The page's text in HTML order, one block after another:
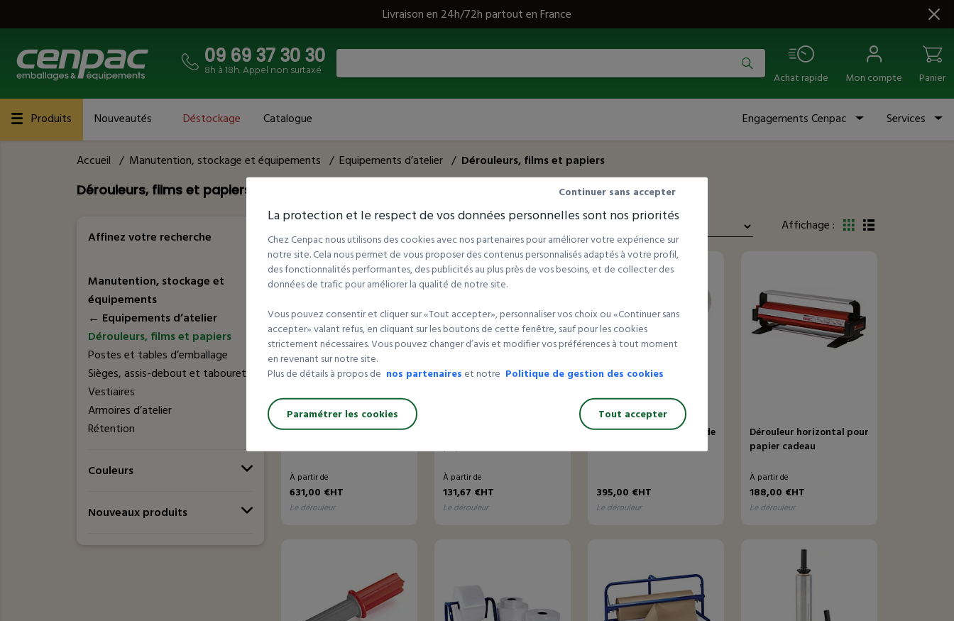
Livraison en 24h/72h partout en France
09 69 37 30 30
8h à 18h. Appel non surtaxé Achat rapide Mon compte Panier
Produits Nouveautés Déstockage Catalogue Engagements Cenpac Services
Accueil / Manutention, stockage et équipements / Equipements d’atelier / Dérouleurs, films et papiers
Dérouleurs, films et papiers
Affinez votre recherche
Manutention, stockage et
équipements
← Equipements d’atelier
Dérouleurs, films et papiers
Postes et tables d’emballage
Sièges, assis-debout et tabourets
Vestiaires
Armoires d’atelier
Rétention
Couleurs
Nouveaux produits
14Références Tri par : Affichage :
2 avis
Dérouleur-coupeur
À partir de
631,00 €HT
le dérouleur
À partir de
131,67 €HT
le dérouleur
2 avis
Dérouleur pour rouleau de
395,00 €HT
le dérouleur
Dérouleur horizontal pour
papier cadeau
À partir de
188,00 €HT
le dérouleur
La protection et le respect de vos données personnelles sont nos priorités
Chez Cenpac nous utilisons des cookies avec nos partenaires pour améliorer votre expérience sur
notre site. Cela nous permet de vous proposer des contenus personnalisés adaptés à votre profil,
des fonctionnalités performantes, des publicités au plus près de vos besoins, et de collecter des
données de trafic pour améliorer la qualité de notre site.
Vous pouvez consentir et cliquer sur «Tout accepter», personnaliser vos choix ou «Continuer sans
accepter» valant refus, en cliquant sur les boutons de cette fenêtre, sauf pour les cookies
strictement nécessaires. Vous pouvez changer d’avis et modifier vos préférences à tout moment
en revenant sur notre site.
Plus de détails à propos de nos partenaires et notre Politique de gestion des cookies
Continuer sans accepter
Paramétrer les cookies Tout accepter